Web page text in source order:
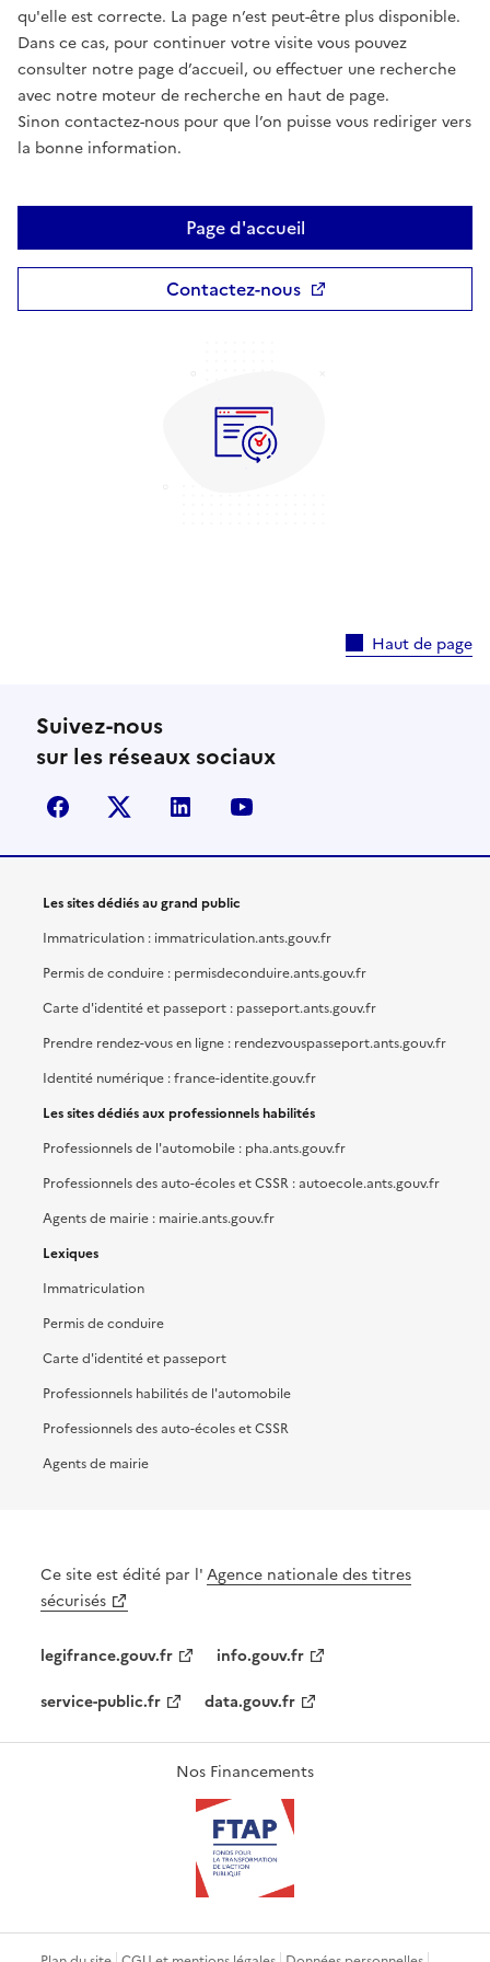
qu'elle est correcte. La page n’est peut-être plus disponible.
Dans ce cas, pour continuer votre visite vous pouvez
consulter notre page d’accueil, ou effectuer une recherche
avec notre moteur de recherche en haut de page.
Sinon contactez-nous pour que l’on puisse vous rediriger vers
la bonne information.
Page d'accueil
Contactez-nous
Haut de page
Suivez-nous
sur les réseaux sociaux
facebook X (anciennement Twitter)
linkedin
Les sites dédiés au grand public
Immatriculation : immatriculation.ants.gouv.fr
Permis de conduire : permisdeconduire.ants.gouv.fr
Carte d'identité et passeport : passeport.ants.gouv.fr
Prendre rendez-vous en ligne : rendezvouspasseport.ants.gouv.fr
Identité numérique : france-identite.gouv.fr
Les sites dédiés aux professionnels habilités
Professionnels de l'automobile : pha.ants.gouv.fr
Professionnels des auto-écoles et CSSR : autoecole.ants.gouv.fr
Agents de mairie : mairie.ants.gouv.fr
Lexiques
Immatriculation
Permis de conduire
Carte d'identité et passeport
Professionnels habilités de l'automobile
Professionnels des auto-écoles et CSSR
Agents de mairie
Ce site est édité par l'Agence nationale des titres
sécurisés
legifrance.gouv.fr
info.gouv.fr
service-public.fr
data.gouv.fr
Nos Financements